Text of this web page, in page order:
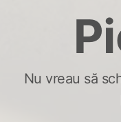
Nu vreau să